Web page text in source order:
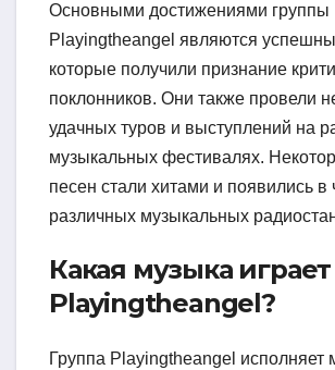
Основными достижениями группы
Playingtheangel являются
которые получили признание
поклонников. Они также провели
удачных туров и выступлений на
музыкальных фестивалях.
песен стали хитами и появились в
различных музыкальных
Какая музыка
Playingtheangel?
Группа Playingtheangel исполняет